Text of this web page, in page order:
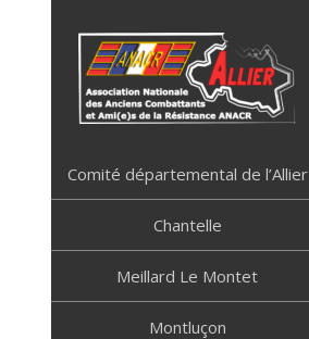
Comité départemental de l’Allier
Chantelle
Meillard Le Montet
Montluçon